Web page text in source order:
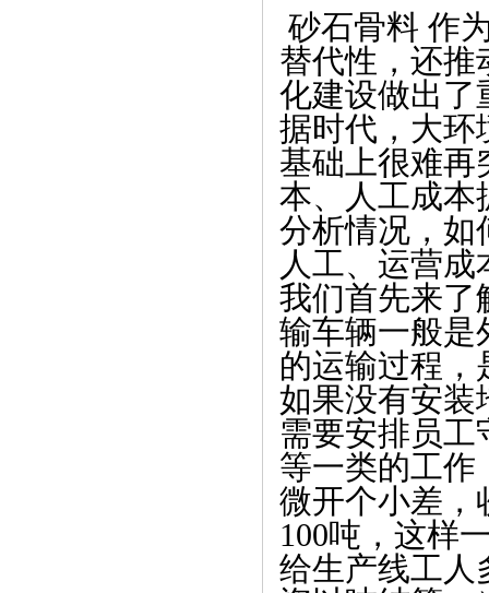
砂石骨料 作
替代性，还推
化建设做出了
据时代，大环
基础上很难再
本、人工成本
分析情况，如
人工、运营
我们首先来了
输车辆一般是
的运输过程，
如果没有安装
需要安排员工
等一类的工作
微开个小差，
100吨，这样
给生产线工人